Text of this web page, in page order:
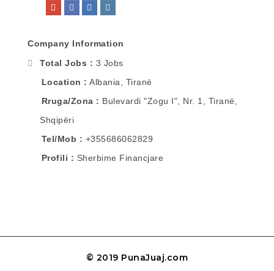
Company Information
Total Jobs
3 Jobs
Location
Albania
Tiranë
Rruga/Zona
Bulevardi "Zogu I", Nr. 1, Tiranë,
Shqipëri
Tel/Mob
+355686062829
Profili
Sherbime Financjare
© 2019 PunaJuaj.com